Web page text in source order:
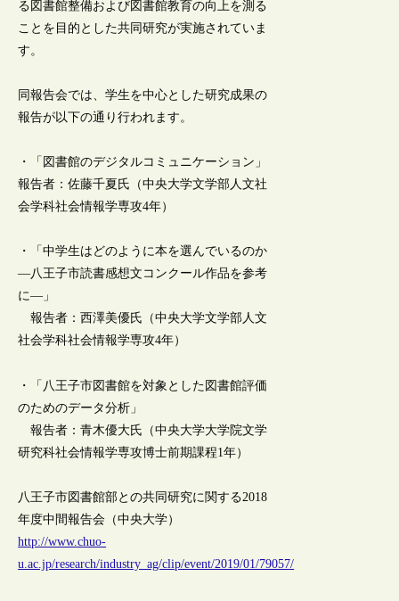
る図書館整備および図書館教育の向上を測る
ことを目的とした共同研究が実施されていま
す。
同報告会では、学生を中心とした研究成果の
報告が以下の通り行われます。
・「図書館のデジタルコミュニケーション」
報告者：佐藤千夏氏（中央大学文学部人文社
会学科社会情報学専攻4年）
・「中学生はどのように本を選んでいるのか
―八王子市読書感想文コンクール作品を参考
に―」
報告者：西澤美優氏（中央大学文学部人文
社会学科社会情報学専攻4年）
・「八王子市図書館を対象とした図書館評価
のためのデータ分析」
報告者：青木優大氏（中央大学大学院文学
研究科社会情報学専攻博士前期課程1年）
八王子市図書館部との共同研究に関する2018
年度中間報告会（中央大学）
http://www.chuo-
u.ac.jp/research/industry_ag/clip/event/2019/01/79057/